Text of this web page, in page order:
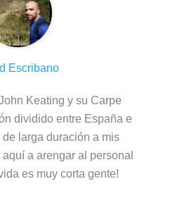
Escribano
Keating y su Carpe
dividido entre España e
de larga duración a mis
a arengar al personal
es muy corta gente!